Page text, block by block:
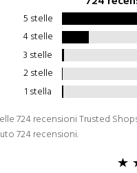
5 stelle
4 stelle
3 stelle
2 stelle
1 stella
724 recensioni Trusted
724 recensioni.